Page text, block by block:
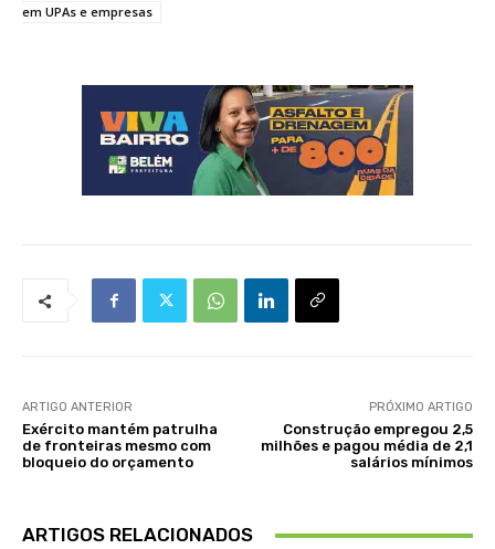
em UPAs e empresas
ARTIGO ANTERIOR
Exército mantém patrulha
de fronteiras mesmo com
bloqueio do orçamento
PRÓXIMO ARTIGO
Construção empregou 2,5
milhões e pagou média de 2,1
salários mínimos
ARTIGOS RELACIONADOS